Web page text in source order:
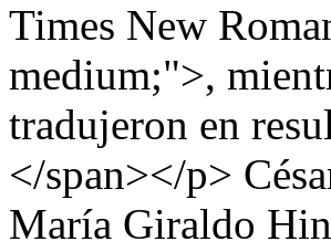
Times New
medium;">,
tradujeron en
</span></p>
María Giraldo